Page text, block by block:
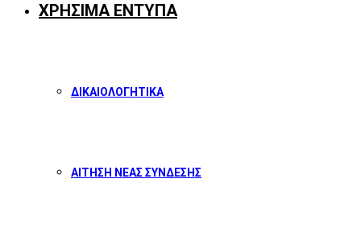
ΧΡΗΣΙΜΑ ΕΝΤΥΠΑ
ΔΙΚΑΙΟΛΟΓΗΤΙΚΑ
ΑΙΤΗΣΗ ΝΕΑΣ ΣΥΝΔΕΣΗΣ